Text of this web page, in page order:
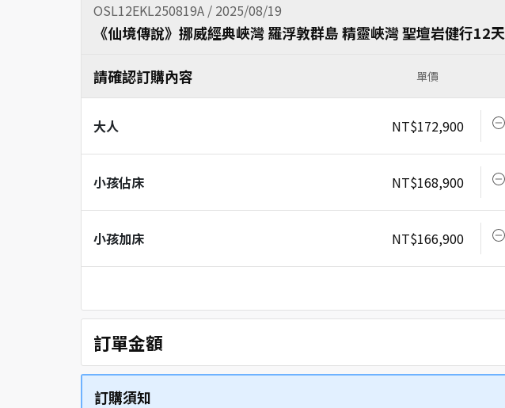
OSL12EKL250819A / 2025/08/19
《仙境傳說》挪威經典峽灣 羅浮敦群島 精靈峽灣 聖壇岩健行12天
請確認訂購內容 單價
大人 NT$172,900
小孩佔床 NT$168,900
小孩加床 NT$166,900
訂單金額
訂購須知